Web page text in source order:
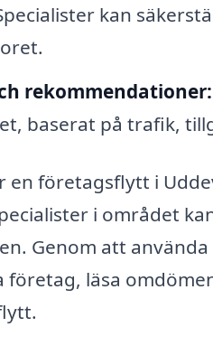
kan
rekommendationer:
baserat på trafik,
en företagsflytt i
i området
Genom att
företag, läsa